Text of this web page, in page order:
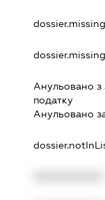
Анульовано з
податку
Анульовано